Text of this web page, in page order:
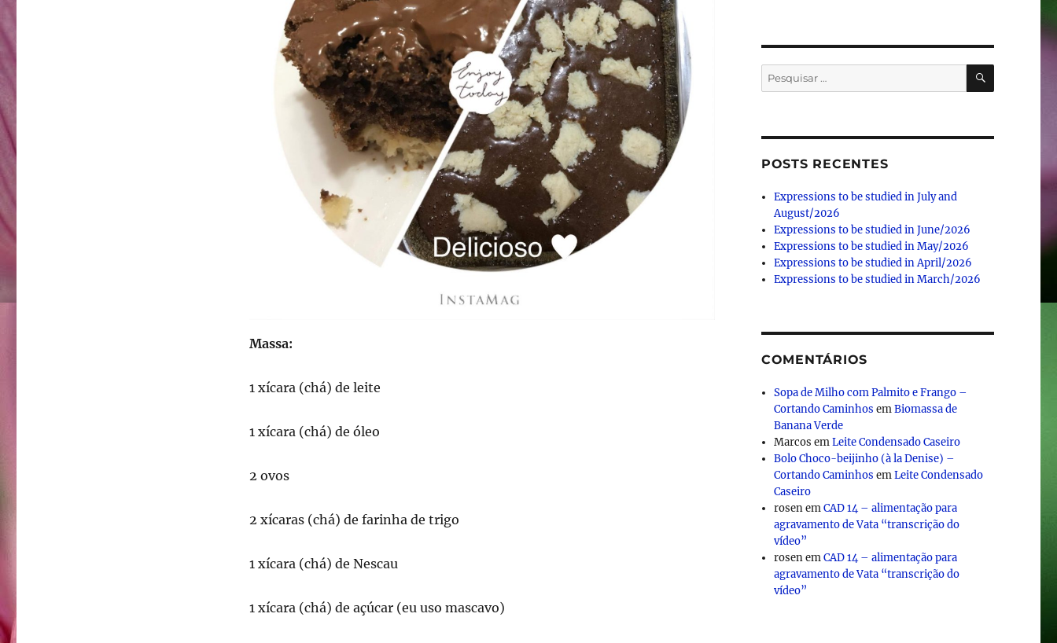
Massa:
1 xícara (chá) de leite
1 xícara (chá) de óleo
2 ovos
2 xícaras (chá) de farinha de trigo
1 xícara (chá) de Nescau
1 xícara (chá) de açúcar (eu uso mascavo)
Pesquisar
por:
POSTS RECENTES
Expressions to be studied in July and
August/2026
Expressions to be studied in June/2026
Expressions to be studied in May/2026
Expressions to be studied in April/2026
Expressions to be studied in March/2026
COMENTÁRIOS
Sopa de Milho com Palmito e Frango –
Cortando Caminhos emBiomassa de
Banana Verde
Marcos emLeite Condensado Caseiro
Bolo Choco-beijinho (à la Denise) –
Cortando Caminhos emLeite Condensado
Caseiro
rosenemCAD 14 – alimentação para
agravamento de Vata “transcrição do
vídeo”
rosenemCAD 14 – alimentação para
agravamento de Vata “transcrição do
vídeo”